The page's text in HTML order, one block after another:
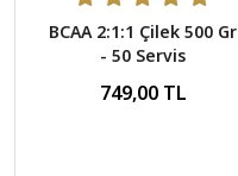
BCAA 2:1:1 Çilek 500 Gr
- 50 Servis
749,00 TL